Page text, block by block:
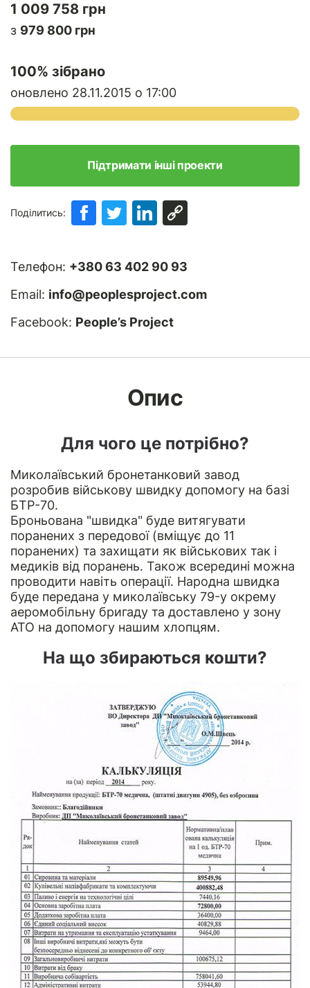
1 009 758 грн
з 979 800 грн
100% зібрано
оновлено 28.11.2015 о 17:00
Підтримати інші проекти
Поділитись:
Телефон: +380 63 402 90 93
Email: info@peoplesproject.com
Facebook: People’s Project
Опис
Для чого це потрібно?
Миколаївський бронетанковий завод
розробив військову швидку допомогу на базі
БТР-70.
Броньована "швидка" буде витягувати
поранених з передової (вміщує до 11
поранених) та захищати як військових так і
медиків від поранень. Також всередині можна
проводити навіть операції. Народна швидка
буде передана у миколаївську 79-у окрему
аеромобільну бригаду та доставлено у зону
АТО на допомогу нашим хлопцям.
На що збираються кошти?